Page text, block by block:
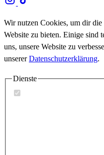
Wir nutzen Cookies, um dir
Website zu bieten. Einige sind
uns, unsere Website zu
unsererDatenschutzerklärung.
Dienste